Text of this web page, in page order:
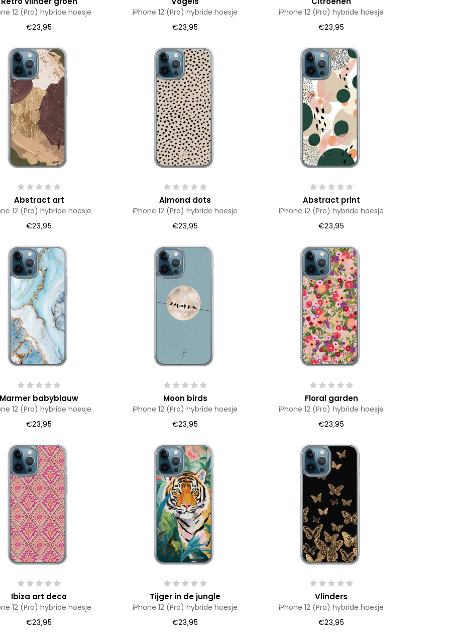
12 (Pro) hybride hoesje
€23,95
iPhone 12 (Pro) hybride hoesje
€23,95
iPhone 12 (Pro) hybride hoesje
€23,95
Abstract art
12 (Pro) hybride hoesje
€23,95
Almond dots
iPhone 12 (Pro) hybride hoesje
€23,95
Abstract print
iPhone 12 (Pro) hybride hoesje
€23,95
Marmer babyblauw
12 (Pro) hybride hoesje
€23,95
Moon birds
iPhone 12 (Pro) hybride hoesje
€23,95
Floral garden
iPhone 12 (Pro) hybride hoesje
€23,95
Ibiza art deco
12 (Pro) hybride hoesje
€23,95
Tijger in de jungle
iPhone 12 (Pro) hybride hoesje
€23,95
Vlinders
iPhone 12 (Pro) hybride hoesje
€23,95